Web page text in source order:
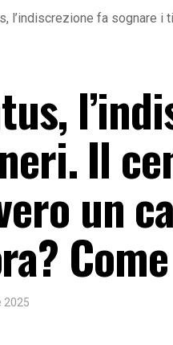
l’indiscrezione fa sognare i
Il
un
2025